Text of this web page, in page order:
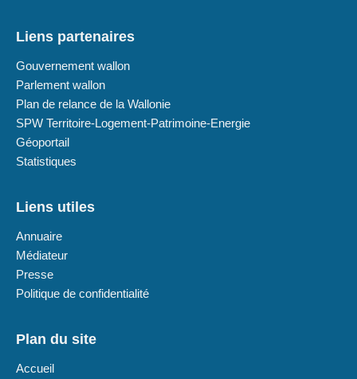
Liens partenaires
Gouvernement wallon
Parlement wallon
Plan de relance de la Wallonie
SPW Territoire-Logement-Patrimoine-Energie
Géoportail
Statistiques
Liens utiles
Annuaire
Médiateur
Presse
Politique de confidentialité
Plan du site
Accueil